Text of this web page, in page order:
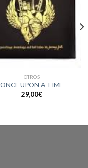
OTROS
ONCE UPON A TIME
29,00€